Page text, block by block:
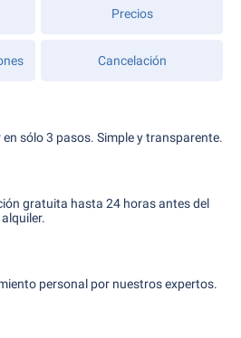
Precios
Cancelación
en sólo 3 pasos. Simple y transparente.
gratuita hasta 24 horas antes del
personal por nuestros expertos.